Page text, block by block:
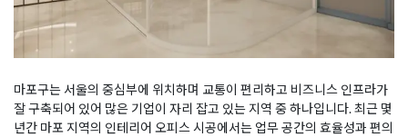
마포구는 서울의 중심부에 위치하며 교통이 편리하고 비즈니스 인프라가
잘 구축되어 있어 많은 기업이 자리 잡고 있는 지역 중 하나입니다. 최근 몇
년간 마포 지역의 인테리어 오피스 시공에서는 업무 공간의 효율성과 편의